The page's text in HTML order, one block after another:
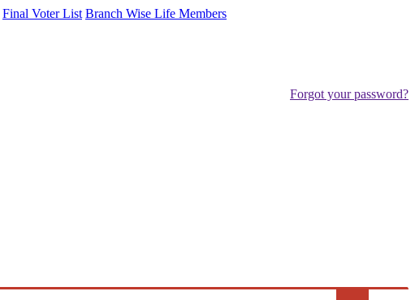
Final Voter List Branch Wise Life Members
Forgot your password?